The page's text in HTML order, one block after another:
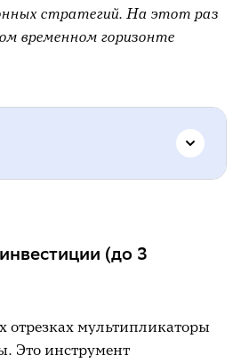
стратегий. На этот раз
временном горизонте
инвестиции (от 3 месяцев
инвестиции (от года до 5
(до 3
отрезках мультипликаторы
Это инструмент